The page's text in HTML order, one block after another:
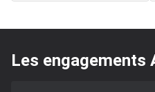
Les engagements